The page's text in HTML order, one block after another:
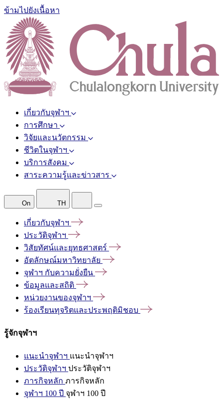
ข้ามไปยังเนื้อหา
เกี่ยวกับจุฬาฯ
การศึกษา
วิจัยและนวัตกรรม
ชีวิตในจุฬาฯ
บริการสังคม
สาระความรู้และข่าวสาร
On TH
เกี่ยวกับจุฬาฯ
ประวัติจุฬาฯ
วิสัยทัศน์และยุทธศาสตร์
อัตลักษณ์มหาวิทยาลัย
จุฬาฯ กับความยั่งยืน
ข้อมูลและสถิติ
หน่วยงานของจุฬาฯ
ร้องเรียนทุจริตและประพฤติมิชอบ
รู้จักจุฬาฯ
แนะนำจุฬาฯ แนะนำจุฬาฯ
ประวัติจุฬาฯ ประวัติจุฬาฯ
ภารกิจหลัก ภารกิจหลัก
จุฬาฯ 100 ปี จุฬาฯ 100 ปี